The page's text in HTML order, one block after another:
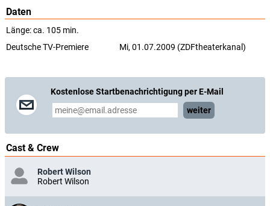
Daten
Länge: ca. 105 min.
Deutsche TV-Premiere
Mi, 01.07.2009 (ZDFtheaterkanal)
Kostenlose Startbenachrichtigung per E-Mail
weiter
Cast & Crew
Robert Wilson
Robert Wilson